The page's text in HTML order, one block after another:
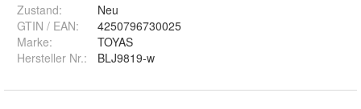
Zustand:
Neu
GTIN / EAN:
4250796730025
Marke:
TOYAS
Hersteller Nr.:
BLJ9819-w